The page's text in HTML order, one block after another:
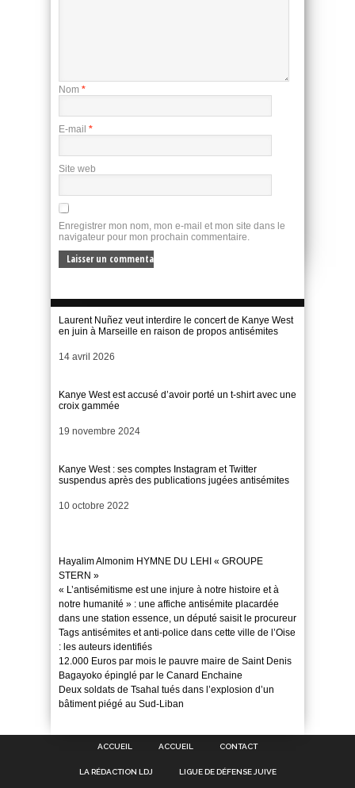
Nom *
E-mail *
Site web
Enregistrer mon nom, mon e-mail et mon site dans le
navigateur pour mon prochain commentaire.
Laurent Nuñez veut interdire le concert de Kanye West
en juin à Marseille en raison de propos antisémites
Date
14 avril 2026
Kanye West est accusé d’avoir porté un t-shirt avec une
croix gammée
Date
19 novembre 2024
Kanye West : ses comptes Instagram et Twitter
suspendus après des publications jugées antisémites
Date
10 octobre 2022
Hayalim Almonim HYMNE DU LEHI « GROUPE
STERN »
« L’antisémitisme est une injure à notre histoire et à
notre humanité » : une affiche antisémite placardée
dans une station essence, un député saisit le procureur
Tags antisémites et anti-police dans cette ville de l’Oise
: les auteurs identifiés
12.000 Euros par mois le pauvre maire de Saint Denis
Bagayoko épinglé par le Canard Enchaine
Deux soldats de Tsahal tués dans l’explosion d’un
bâtiment piégé au Sud-Liban
ACCUEIL ACCUEIL CONTACT
LA RÉDACTION LDJ LIGUE DE DÉFENSE JUIVE